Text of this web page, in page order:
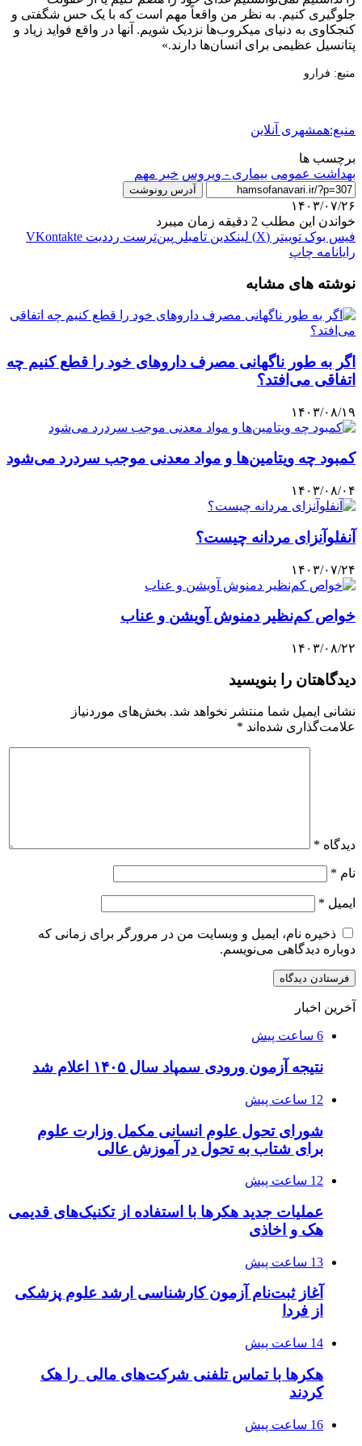
جلوگیری کنیم. به نظر من واقعاً مهم است که با یک حس شگفتی و
کنجکاوی به دنیای میکروب‌ها نزدیک شویم. آنها در واقع فواید زیاد و
پتانسیل عظیمی برای انسان‌ها دارند.»
منبع: فرارو
منبع:همشهری آنلاین
برچسب ها
بهداشت عمومی بیماری - ویروس خبر مهم
آدرس رونوشت
۱۴۰۳/۰۷/۲۶
خواندن این مطلب 2 دقیقه زمان میبرد
فیس بوک توییتر (X) لینکدین ‫تامبلر ‫پین‌ترست ‫رددیت ‫VKontakte
رایانامه چاپ
نوشته های مشابه
اگر به طور ناگهانی مصرف داروهای خود را قطع کنیم چه
اتفاقی می‌افتد؟
۱۴۰۳/۰۸/۱۹
کمبود چه ویتامین‌ها و مواد معدنی موجب سردرد می‌شود
۱۴۰۳/۰۸/۰۴
آنفلوآنزای مردانه چیست؟
۱۴۰۳/۰۷/۲۴
خواص کم‌نظیر دمنوش آویشن و عناب
۱۴۰۳/۰۸/۲۲
دیدگاهتان را بنویسید
نشانی ایمیل شما منتشر نخواهد شد. بخش‌های موردنیاز
علامت‌گذاری شده‌اند *
دیدگاه *
نام *
ایمیل *
ذخیره نام، ایمیل و وبسایت من در مرورگر برای زمانی که
دوباره دیدگاهی می‌نویسم.
آخرین اخبار
6 ساعت پیش
نتیجه آزمون ورودی سمپاد سال ۱۴۰۵ اعلام شد
12 ساعت پیش
شورای تحول علوم انسانی مکمل وزارت علوم
برای شتاب به تحول در آموزش عالی
12 ساعت پیش
عملیات جدید هکرها با استفاده از تکنیک‌های قدیمی
هک و اخاذی
13 ساعت پیش
آغاز ثبت‌نام‌ آزمون کارشناسی ارشد علوم پزشکی
از فردا
14 ساعت پیش
هکرها با تماس تلفنی شرکت‌های مالی را هک
کردند
16 ساعت پیش